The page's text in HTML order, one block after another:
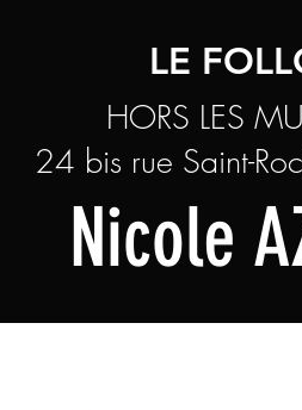
LE
HORS LES
24 bis rue Saint-
Nicole